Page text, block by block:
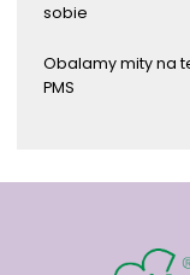
sobie
Obalamy mity na
PMS